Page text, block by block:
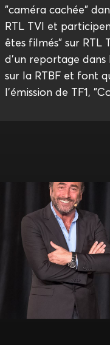
"caméra cachée"
RTL TVI et
êtes filmés" sur
d'un reportage dans
sur la RTBF et font
l'émission de TF1,
Alil Vardar